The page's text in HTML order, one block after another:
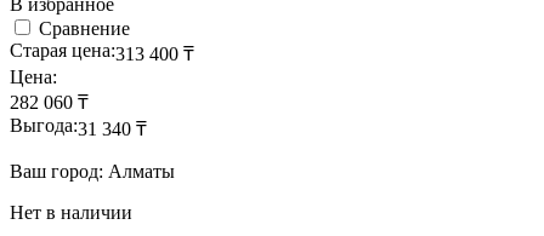
В избранное
Сравнение
Старая цена:313 400 ₸
Цена:
282 060 ₸
Выгода:31 340 ₸
Ваш город: Алматы
Нет в наличии